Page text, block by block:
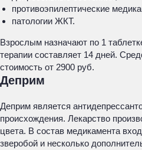
противоэпилептические
патологии ЖКТ.
Взрослым назначают по 1
терапии составляет 14 дней.
стоимость от 2900 руб.
Деприм
Деприм является
происхождения. Лекарство
цвета. В состав медикамента
зверобой и несколько